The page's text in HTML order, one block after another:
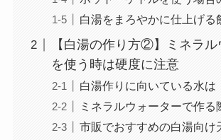
白湯をまろやかに仕上げる
【白湯の作り方②】ミネラル
を使う時は硬度に注意
白湯作りに向いている水は
ミネラルウォーターで作る
市販でおすすめの白湯向け